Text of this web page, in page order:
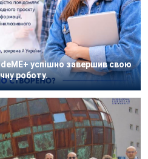
успішно завершив свою
роботу.